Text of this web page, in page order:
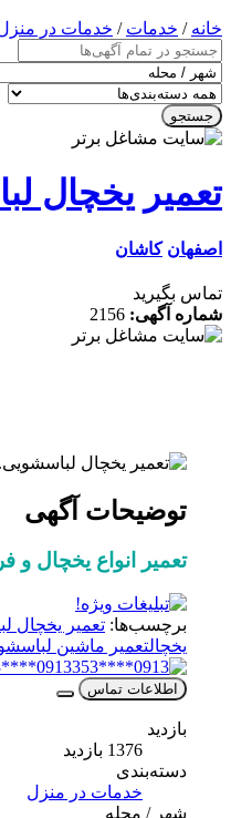
/خدمات/خدمات در منزل /
یخچال
کاشان
بگیرید
آگهی:2156
توضیحات آگهی
تعمیر انواع یخچال و
برچسب‌ها:تعمیر یخچال
تعمیر ماشین لباسشویی
0913****353
اطلاعات تماس
دسته‌بندی
خدمات در منزل
شهر / محله